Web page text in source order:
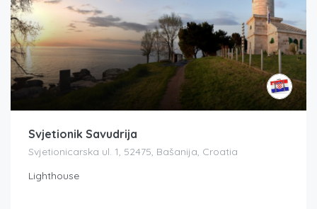
Svjetionik Savudrija
Svjetionicarska ul. 1, 52475, Bašanija, Croatia
Lighthouse